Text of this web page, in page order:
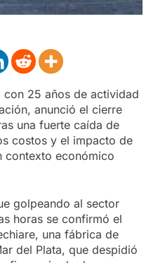
con 25 años de actividad
anunció el cierre
una fuerte caída de
costos y el impacto de
contexto económico
golpeando al sector
horas se confirmó el
una fábrica de
del Plata, que despidió